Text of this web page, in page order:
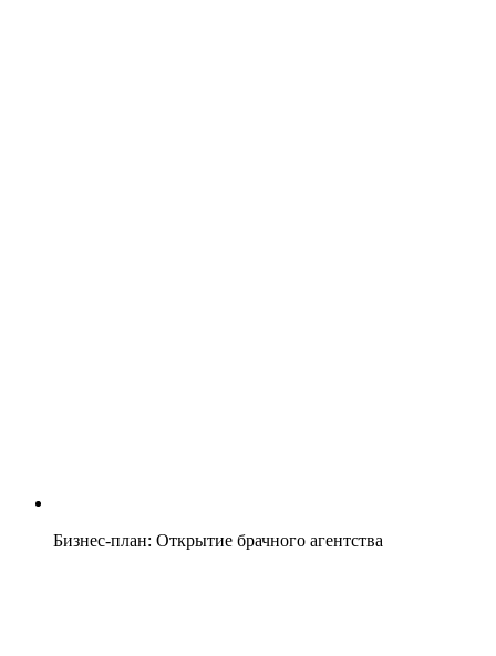
Бизнес-план: Открытие брачного агентства